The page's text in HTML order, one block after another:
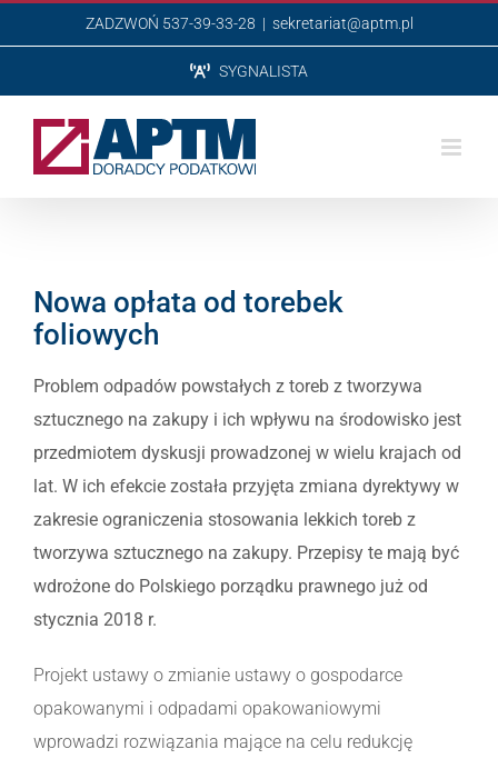
do
ZADZWOŃ 537-39-33-28 | sekretariat@aptm.pl
SYGNALISTA
Nowa opłata od torebek
foliowych
Problem odpadów powstałych z toreb z tworzywa
sztucznego na zakupy i ich wpływu na środowisko jest
przedmiotem dyskusji prowadzonej w wielu krajach od
lat. W ich efekcie została przyjęta zmiana dyrektywy w
zakresie ograniczenia stosowania lekkich toreb z
tworzywa sztucznego na zakupy. Przepisy te mają być
wdrożone do Polskiego porządku prawnego już od
stycznia 2018 r.
Projekt ustawy o zmianie ustawy o gospodarce
opakowanymi i odpadami opakowaniowymi
wprowadzi rozwiązania mające na celu redukcję